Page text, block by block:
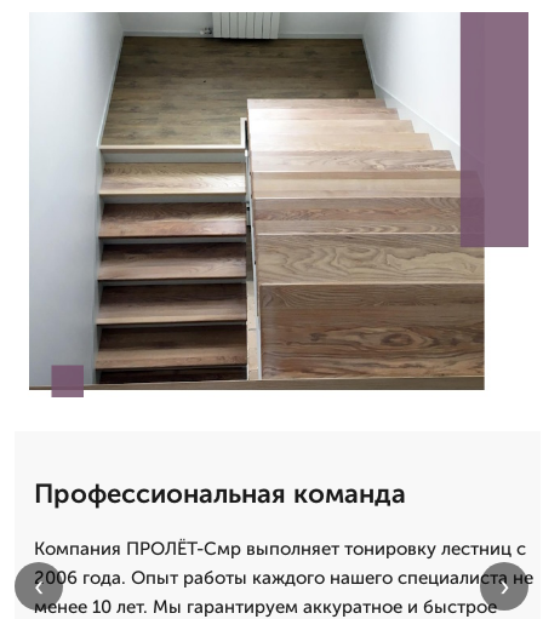
Профессиональная команда
Компания ПРОЛЁТ-Смр выполняет тонировку лестниц с
2006 года. Опыт работы каждого нашего специалиста не
менее 10 лет. Мы гарантируем аккуратное и быстрое
‹ ›